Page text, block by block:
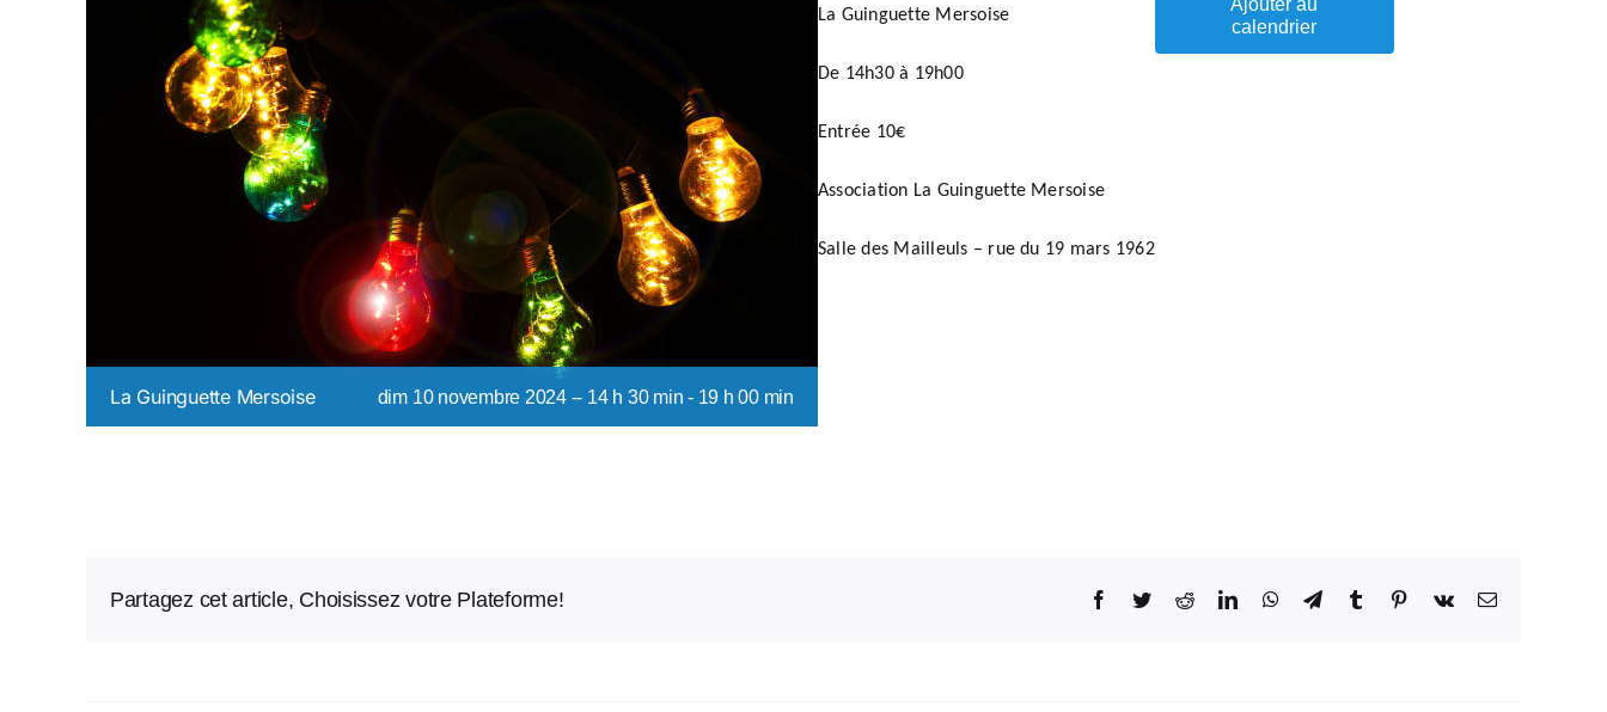
La Guinguette Mersoise dim 10 novembre 2024 -- 14 h 30 min - 19 h 00 min
La Guinguette Mersoise
De 14h30 à 19h00
Entrée 10€
Association La Guinguette Mersoise
Salle des Mailleuls – rue du 19 mars 1962
Ajouter au
calendrier
Partagez cet article, Choisissez votre Plateforme! Facebook
TwitterRedditLinkedInWhatsApp
TelegramTumblr Pinterest
Vk Email